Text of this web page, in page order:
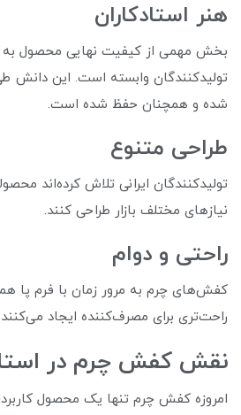
هنر استادکاران
بخش مهمی از کیفیت نهایی محصول به
تولیدکنندگان وابسته است. این
شده و همچنان حفظ شده است.
طراحی متنوع
تولیدکنندگان ایرانی تلاش کرده‌اند
نیازهای مختلف بازار طراحی کنند.
راحتی و دوام
کفش‌های چرم به مرور زمان با فرم پا
راحت‌تری برای مصرف‌کننده ایجاد
نقش کفش چرم در
امروزه کفش چرم تنها یک محصول